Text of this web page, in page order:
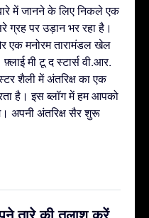
में जानने के लिए निकले एक
ग्रह पर उड़ान भर रहा है।
एक मनोरम तारामंडल खेल
मी टू द स्टार्स वी.आर.
शैली में अंतरिक्ष का एक
है। इस ब्लॉग में हम आपको
अपनी अंतरिक्ष सैर शुरू
तारे की तलाश करें